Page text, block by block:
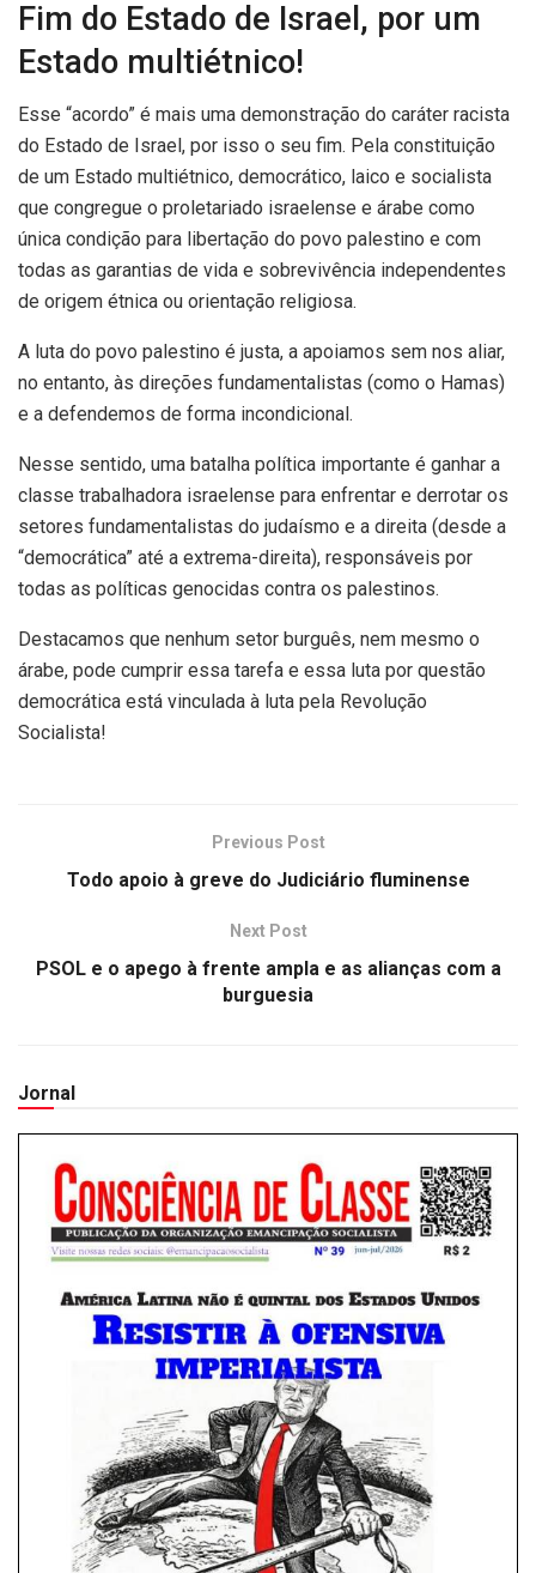
Fim do Estado de Israel, por um
Estado multiétnico!
Esse “acordo” é mais uma demonstração do caráter racista
do Estado de Israel, por isso o seu fim. Pela constituição
de um Estado multiétnico, democrático, laico e socialista
que congregue o proletariado israelense e árabe como
única condição para libertação do povo palestino e com
todas as garantias de vida e sobrevivência independentes
de origem étnica ou orientação religiosa.
A luta do povo palestino é justa, a apoiamos sem nos aliar,
no entanto, às direções fundamentalistas (como o Hamas)
e a defendemos de forma incondicional.
Nesse sentido, uma batalha política importante é ganhar a
classe trabalhadora israelense para enfrentar e derrotar os
setores fundamentalistas do judaísmo e a direita (desde a
“democrática” até a extrema-direita), responsáveis por
todas as políticas genocidas contra os palestinos.
Destacamos que nenhum setor burguês, nem mesmo o
árabe, pode cumprir essa tarefa e essa luta por questão
democrática está vinculada à luta pela Revolução
Socialista!
Previous Post
Todo apoio à greve do Judiciário fluminense
Next Post
PSOL e o apego à frente ampla e as alianças com a
burguesia
Jornal